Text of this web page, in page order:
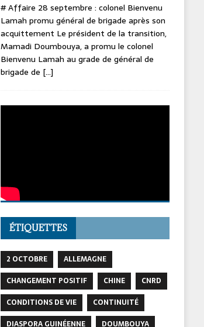
# Affaire 28 septembre : colonel Bienvenu
Lamah promu général de brigade après son
acquittement Le président de la transition,
Mamadi Doumbouya, a promu le colonel
Bienvenu Lamah au grade de général de
brigade de [...]
ÉTIQUETTES
2 OCTOBRE
ALLEMAGNE
CHANGEMENT POSITIF
CHINE
CNRD
CONDITIONS DE VIE
CONTINUITÉ
DIASPORA GUINÉENNE
DOUMBOUYA